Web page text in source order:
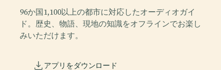
96か国1,100以上の都市に対応したオーディオガイ
ド。歴史、物語、現地の知識をオフラインでお楽し
みいただけます。
アプリをダウンロード